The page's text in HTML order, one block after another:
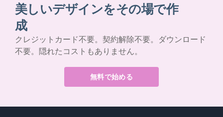
美しいデザインをその場で作
成
クレジットカード不要。契約解除不要。ダウンロード
不要。隠れたコストもありません。
無料で始める